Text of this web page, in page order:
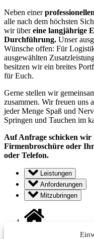
Neben einer
alle nach dem höchsten
wir übereine langjährige
Durchführung. Unser
Wünsche offen: Für
ausgewählten
besitzen wir ein breites
für Euch.
Gerne stellen wir
zusammen. Wir freuen uns
jeder Menge Spaß und
Springen und Tauchen im
Auf Anfrage schicken wir
Firmenbroschüre oder
oder Telefon.
Leistungen
Anforderungen
Mitzubringen
Firmenveranstaltungen